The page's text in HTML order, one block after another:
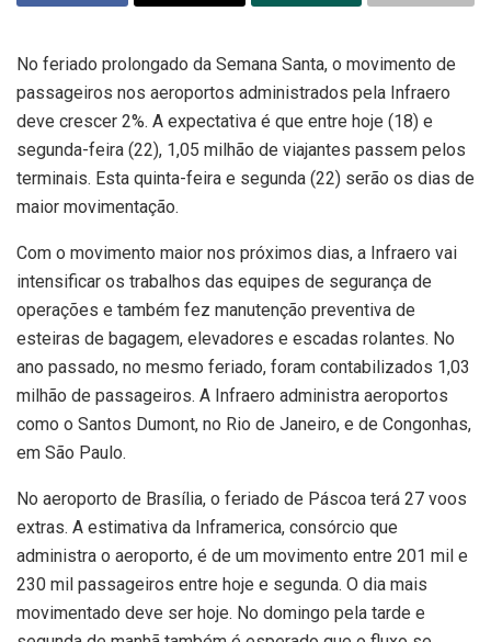
No feriado prolongado da Semana Santa, o movimento de
passageiros nos aeroportos administrados pela Infraero
deve crescer 2%. A expectativa é que entre hoje (18) e
segunda-feira (22), 1,05 milhão de viajantes passem pelos
terminais. Esta quinta-feira e segunda (22) serão os dias de
maior movimentação.
Com o movimento maior nos próximos dias, a Infraero vai
intensificar os trabalhos das equipes de segurança de
operações e também fez manutenção preventiva de
esteiras de bagagem, elevadores e escadas rolantes. No
ano passado, no mesmo feriado, foram contabilizados 1,03
milhão de passageiros. A Infraero administra aeroportos
como o Santos Dumont, no Rio de Janeiro, e de Congonhas,
em São Paulo.
No aeroporto de Brasília, o feriado de Páscoa terá 27 voos
extras. A estimativa da Inframerica, consórcio que
administra o aeroporto, é de um movimento entre 201 mil e
230 mil passageiros entre hoje e segunda. O dia mais
movimentado deve ser hoje. No domingo pela tarde e